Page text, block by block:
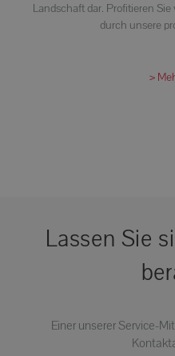
Landschaft dar. Profitieren
durch unsere
>
Lassen Sie
Einer unserer Service-